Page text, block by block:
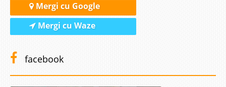
Mergi cu Google
Mergi cu Waze
facebook